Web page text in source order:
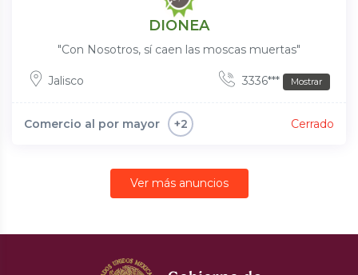
DIONEA
"Con Nosotros, sí caen las moscas muertas"
Jalisco 3336*** Mostrar
Comercio al por mayor +2 Cerrado
Ver más anuncios